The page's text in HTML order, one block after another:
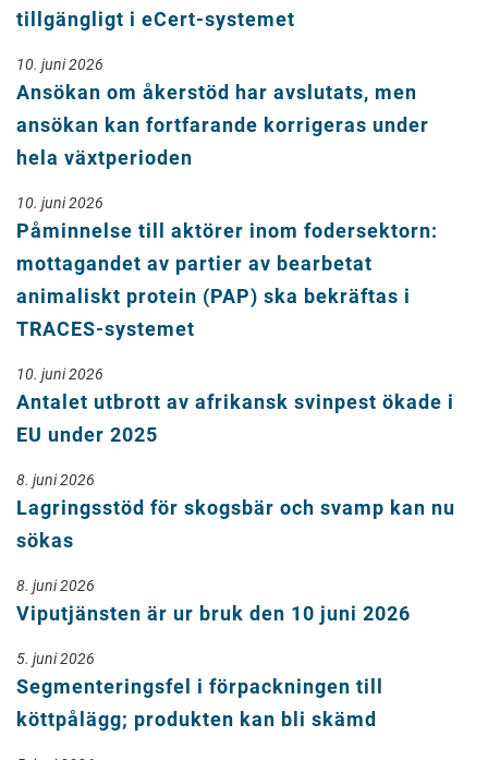
tillgängligt i eCert-systemet
10. juni 2026
Ansökan om åkerstöd har avslutats, men
ansökan kan fortfarande korrigeras under
hela växtperioden
10. juni 2026
Påminnelse till aktörer inom fodersektorn:
mottagandet av partier av bearbetat
animaliskt protein (PAP) ska bekräftas i
TRACES-systemet
10. juni 2026
Antalet utbrott av afrikansk svinpest ökade i
EU under 2025
8. juni 2026
Lagringsstöd för skogsbär och svamp kan nu
sökas
8. juni 2026
Viputjänsten är ur bruk den 10 juni 2026
5. juni 2026
Segmenteringsfel i förpackningen till
köttpålägg; produkten kan bli skämd